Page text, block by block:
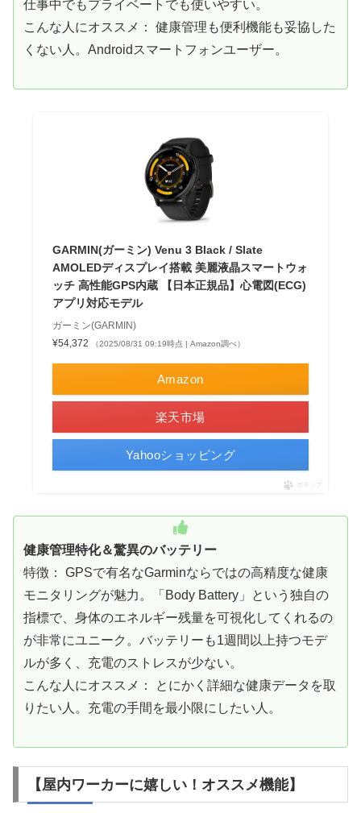
仕事中でもプライベートでも使いやすい。
こんな人にオススメ： 健康管理も便利機能も妥協した
くない人。Androidスマートフォンユーザー。
GARMIN(ガーミン) Venu 3 Black / Slate
AMOLEDディスプレイ搭載 美麗液晶スマートウォ
ッチ 高性能GPS内蔵 【日本正規品】心電図(ECG)
アプリ対応モデル
ガーミン(GARMIN)
¥54,372
（2025/08/31 09:19時点 | Amazon調べ）
Amazon
楽天市場
Yahooショッピング
ポチップ
健康管理特化＆驚異のバッテリー
特徴： GPSで有名なGarminならではの高精度な健康
モニタリングが魅力。「Body Battery」という独自の
指標で、身体のエネルギー残量を可視化してくれるの
が非常にユニーク。バッテリーも1週間以上持つモデ
ルが多く、充電のストレスが少ない。
こんな人にオススメ： とにかく詳細な健康データを取
りたい人。充電の手間を最小限にしたい人。
【屋内ワーカーに嬉しい！オススメ機能】